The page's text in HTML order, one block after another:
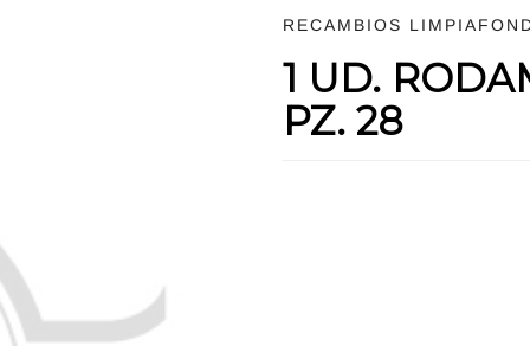
RECAMBIOS
1 UD.
PZ. 28